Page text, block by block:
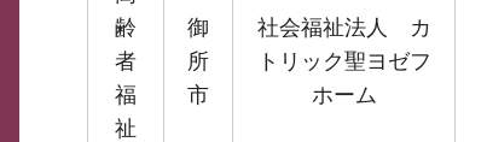
齢
者
福
祉
御
所
市
社会福祉法人 カ
トリック聖ヨゼフ
ホーム